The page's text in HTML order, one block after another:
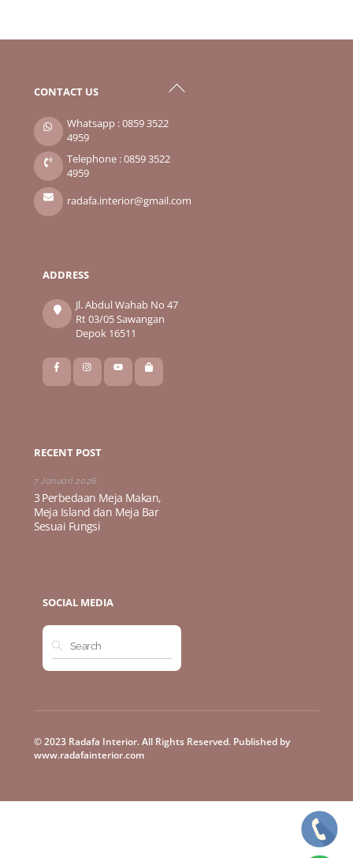
Back
To
CONTACT US
Whatsapp : 0859 3522
4959
Telephone : 0859 3522
4959
radafa.interior@gmail.com
ADDRESS
Jl. Abdul Wahab No 47
Rt 03/05 Sawangan
Depok 16511
RECENT POST
7 Januari 2026
3 Perbedaan Meja Makan,
Meja Island dan Meja Bar
Sesuai Fungsi
SOCIAL MEDIA
© 2023 Radafa Interior. All Rights Reserved. Published by
www.radafainterior.com